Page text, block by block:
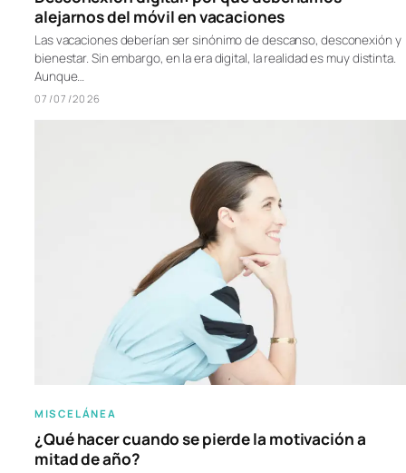
alejarnos del móvil en vacaciones
Las vacaciones deberían ser sinónimo de descanso, desconexión y
bienestar. Sin embargo, en la era digital, la realidad es muy distinta.
Aunque…
07/07/2026
MISCELÁNEA
¿Qué hacer cuando se pierde la motivación a
mitad de año?